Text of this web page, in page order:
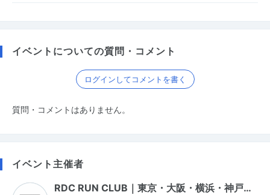
イベントについての質問・コメント
ログインしてコメントを書く
質問・コメントはありません。
イベント主催者
RDC RUN CLUB｜東京・大阪・横浜・神戸…